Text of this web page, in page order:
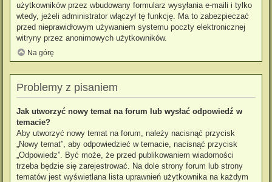
użytkowników przez wbudowany formularz wysyłania e-maili i tylko
wtedy, jeżeli administrator włączył tę funkcję. Ma to zabezpieczać
przed nieprawidłowym używaniem systemu poczty elektronicznej
witryny przez anonimowych użytkowników.
Na górę
Problemy z pisaniem
Jak utworzyć nowy temat na forum lub wysłać odpowiedź w
temacie?
Aby utworzyć nowy temat na forum, należy nacisnąć przycisk
„Nowy temat”, aby odpowiedzieć w temacie, nacisnąć przycisk
„Odpowiedz”. Być może, że przed publikowaniem wiadomości
trzeba będzie się zarejestrować. Na dole strony forum lub strony
tematów jest wyświetlana lista uprawnień użytkownika na każdym